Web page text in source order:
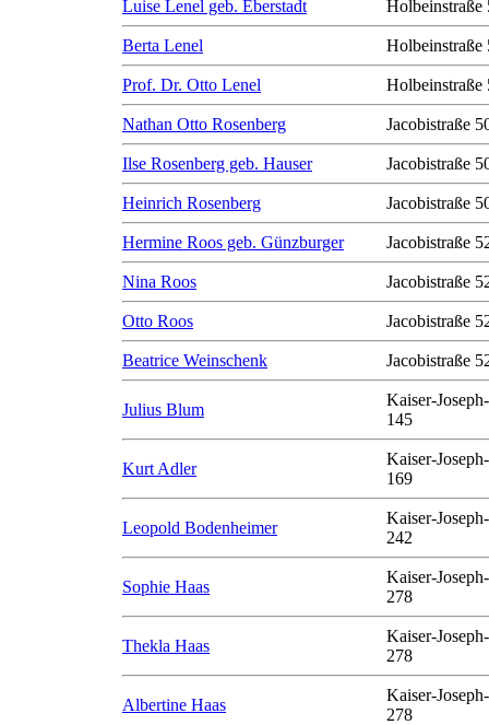
Luise Lenel geb. Eberstadt Holbeinstraße
Berta Lenel Holbeinstraße
Prof. Dr. Otto Lenel Holbeinstraße
Nathan Otto Rosenberg Jacobistraße
Ilse Rosenberg geb. Hauser Jacobistraße
Heinrich Rosenberg Jacobistraße
Hermine Roos geb. Günzburger Jacobistraße
Nina Roos Jacobistraße
Otto Roos Jacobistraße
Beatrice Weinschenk Jacobistraße
Julius Blum
Kaiser-
145
Kurt Adler
Kaiser-
169
Leopold Bodenheimer
Kaiser-
242
Sophie Haas
Kaiser-
278
Thekla Haas
Kaiser-
278
Albertine Haas
Kaiser-
278